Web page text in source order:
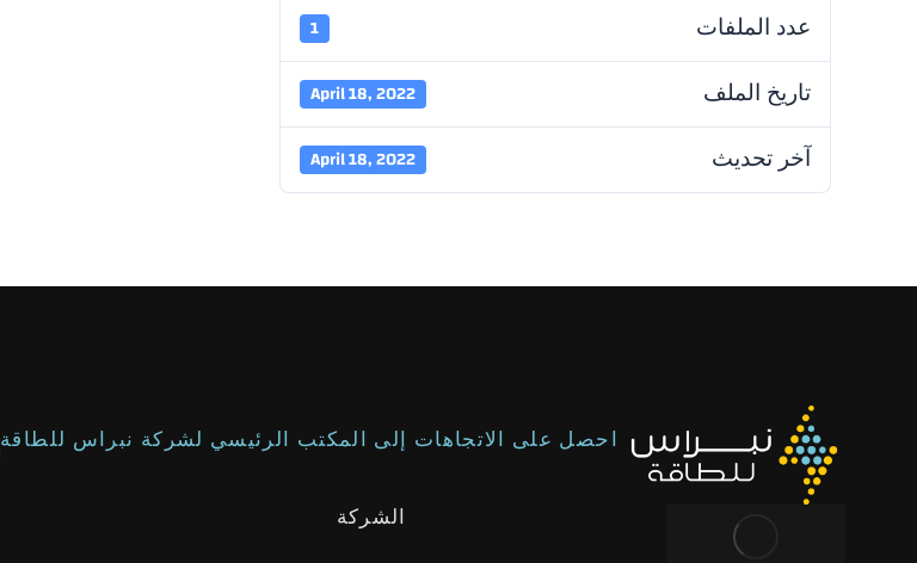
عدد الملفات 1
تاريخ الملف April 18, 2022
آخر تحديث April 18, 2022
احصل على الاتجاهات إلى المكتب الرئيسي لشركة نبراس للطاقة
الشركة